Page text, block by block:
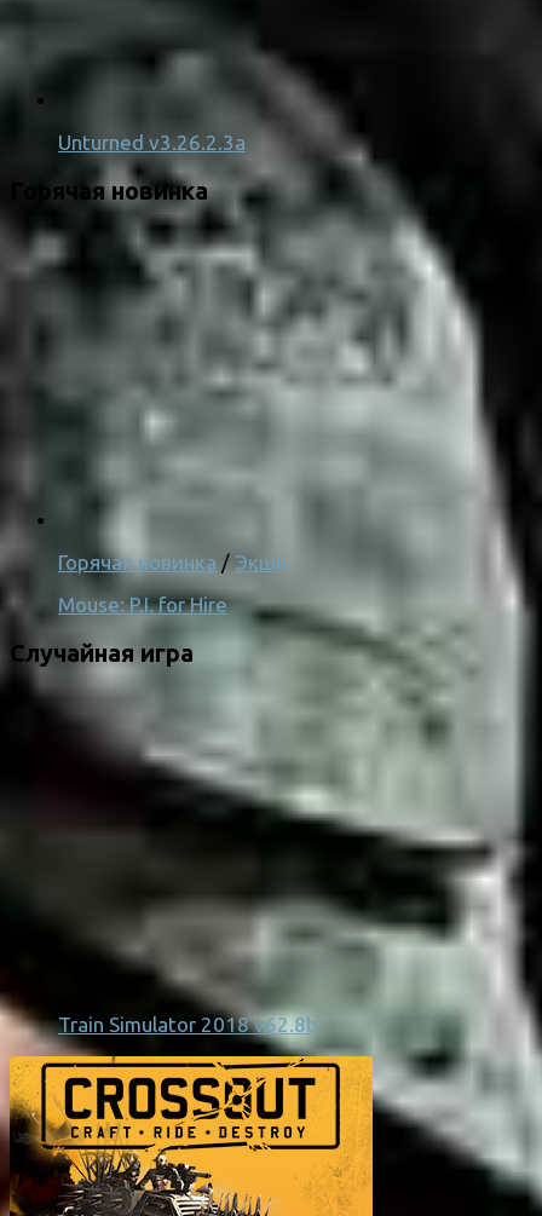
Unturned v3.26.2.3a
Горячая новинка
Горячая новинка / Экшн
Mouse: P.I. for Hire
Случайная игра
Train Simulator 2018 v62.8b